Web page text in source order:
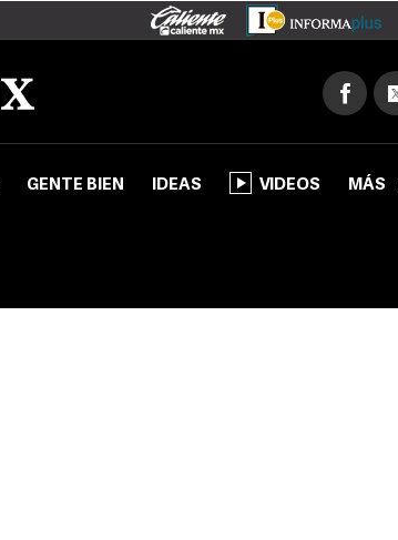
GENTE BIEN IDEAS VIDEOS MÁS